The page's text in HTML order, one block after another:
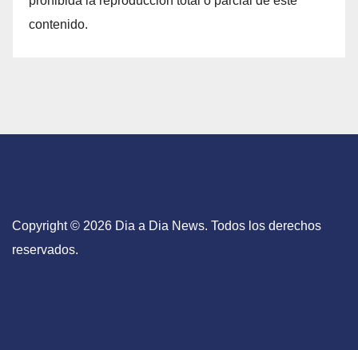
contenido.
Copyright © 2026 Dia a Dia News. Todos los derechos
reservados.